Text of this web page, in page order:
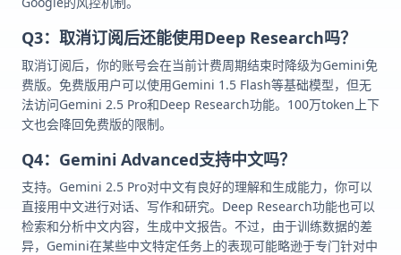
Q3：取消订阅后还能使用Deep Research吗？
取消订阅后，你的账号会在当前计费周期结束时降级为Gemini免
费版。免费版用户可以使用Gemini 1.5 Flash等基础模型，但无
法访问Gemini 2.5 Pro和Deep Research功能。100万token上下
文也会降回免费版的限制。
Q4：Gemini Advanced支持中文吗？
支持。Gemini 2.5 Pro对中文有良好的理解和生成能力，你可以
直接用中文进行对话、写作和研究。Deep Research功能也可以
检索和分析中文内容，生成中文报告。不过，由于训练数据的差
异，Gemini在某些中文特定任务上的表现可能略逊于专门针对中